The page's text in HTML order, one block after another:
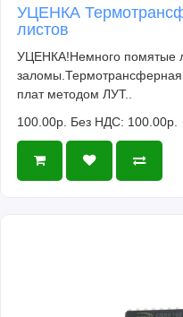
УЦЕНКА
листов
УЦЕНКА!Немного помятые
заломы.Термотрансферная
плат методом ЛУТ..
100.00р. Без НДС: 100.00р.